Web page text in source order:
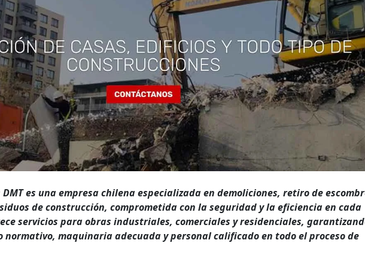
DMT es una empresa chilena especializada en demoliciones, retiro de
de construcción, comprometida con la seguridad y la eficiencia en cada
servicios para obras industriales, comerciales y residenciales,
normativo, maquinaria adecuada y personal calificado en todo el proceso de